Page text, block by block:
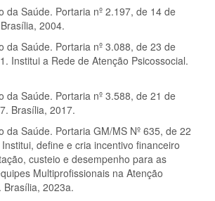
da Saúde. Portaria nº 2.197, de 14 de
2004.
da Saúde. Portaria nº 3.088, de 23 de
Institui a Rede de Atenção Psicossocial.
da Saúde. Portaria nº 3.588, de 21 de
Brasília, 2017.
da Saúde. Portaria GM/MS Nº 635, de 22
define e cria incentivo financeiro
custeio e desempenho para as
Multiprofissionais na Atenção
Brasília, 2023a.